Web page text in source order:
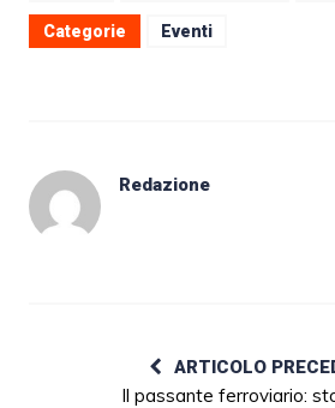
Categorie Eventi
Redazione
ARTICOLO
Il passante ferroviario: